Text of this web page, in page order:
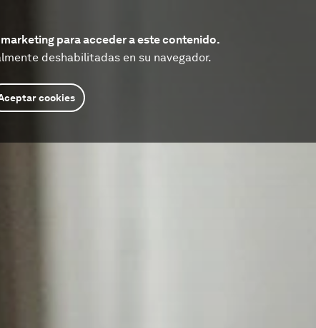
para acceder a este contenido.
deshabilitadas en su navegador.
cookies